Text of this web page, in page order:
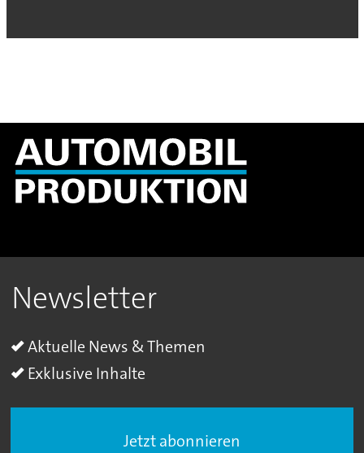
Newsletter
Aktuelle News & Themen
Exklusive Inhalte
Jetzt abonnieren